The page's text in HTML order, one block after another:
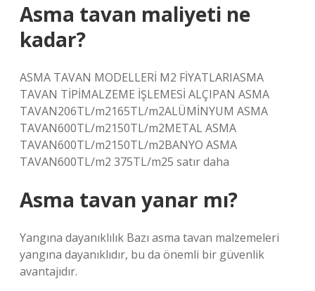
Asma tavan maliyeti ne
kadar?
ASMA TAVAN MODELLERİ M2 FİYATLARIASMA
TAVAN TİPİMALZEME İŞLEMESİ ALÇIPAN ASMA
TAVAN206TL/m2165TL/m2ALÜMİNYUM ASMA
TAVAN600TL/m2150TL/m2METAL ASMA
TAVAN600TL/m2150TL/m2BANYO ASMA
TAVAN600TL/m2 375TL/m25 satır daha
Asma tavan yanar mı?
Yangına dayanıklılık Bazı asma tavan malzemeleri
yangına dayanıklıdır, bu da önemli bir güvenlik
avantajıdır.